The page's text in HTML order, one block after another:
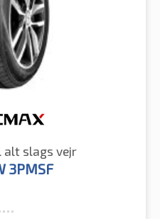
alt slags vejr
3PMSF